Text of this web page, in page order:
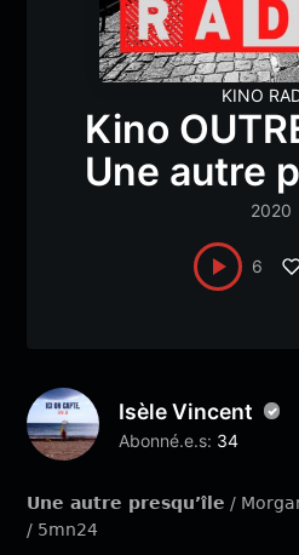
KINO
Kino
Une autre
2020
6
Isèle Vincent
Abonné.e.s: 34
Une autre presqu’île /
/ 5mn24